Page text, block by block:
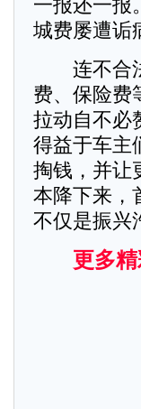
一报还一报
城费屡遭诟
连不合法
费、保险费
拉动自不必
得益于车主
掏钱，并让
本降下来，
不仅是振兴
更多